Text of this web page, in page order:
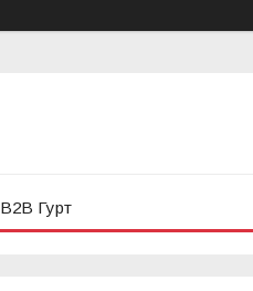
B2B Гурт